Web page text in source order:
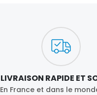
LIVRAISON RAPIDE ET
En France et dans le